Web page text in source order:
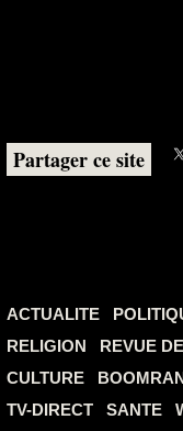
Partager ce site
ACTUALITE
RELIGION
REVUE
CULTURE
TV-DIRECT
SANTE